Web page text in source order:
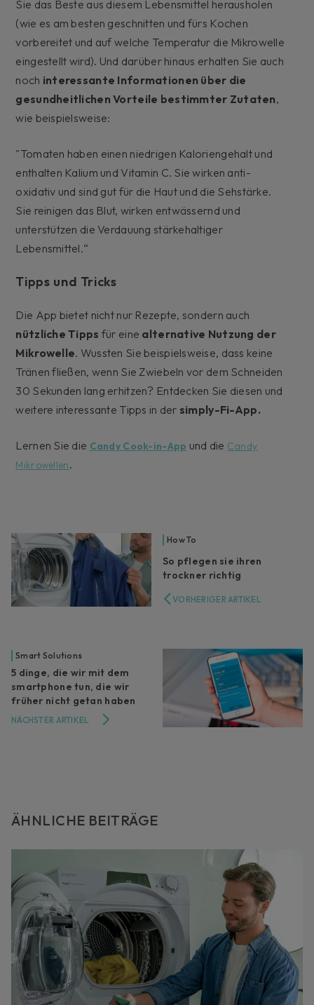
Sie das Beste aus diesem Lebensmittel herausholen
(wie es am besten geschnitten und fürs Kochen
vorbereitet und auf welche Temperatur die Mikrowelle
eingestellt wird). Und darüber hinaus erhalten Sie auch
noch interessante Informationen über die
gesundheitlichen Vorteile bestimmter Zutaten,
wie beispielsweise:
"Tomaten haben einen niedrigen Kaloriengehalt und
enthalten Kalium und Vitamin C. Sie wirken anti-
oxidativ und sind gut für die Haut und die Sehstärke.
Sie reinigen das Blut, wirken entwässernd und
unterstützen die Verdauung stärkehaltiger
Lebensmittel.“
Tipps und Tricks
Die App bietet nicht nur Rezepte, sondern auch
nützliche Tipps für eine alternative Nutzung der
Mikrowelle. Wussten Sie beispielsweise, dass keine
Tränen fließen, wenn Sie Zwiebeln vor dem Schneiden
30 Sekunden lang erhitzen? Entdecken Sie diesen und
weitere interessante Tipps in der simply-Fi-App.
Lernen Sie die Candy Cook-in-App und die Candy
Mikrowellen.
ÄHNLICHE BEITRÄGE
How To
So pflegen sie ihren
trockner richtig
VORHERIGER ARTIKEL
Smart Solutions
5 dinge, die wir mit dem
smartphone tun, die wir
früher nicht getan haben
NÄCHSTER ARTIKEL